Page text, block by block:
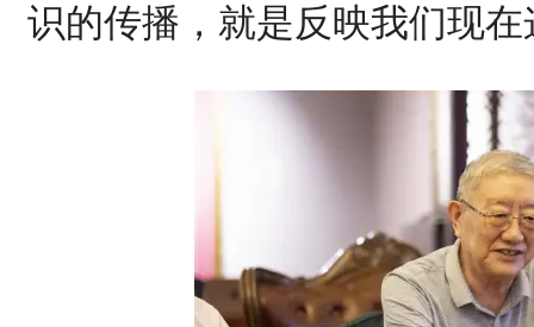
识的传播，就是反映我们现